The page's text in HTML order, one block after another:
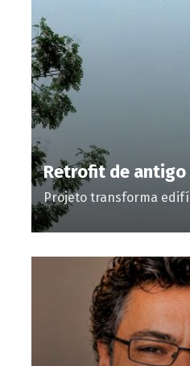
Retrofit de
Projeto transforma